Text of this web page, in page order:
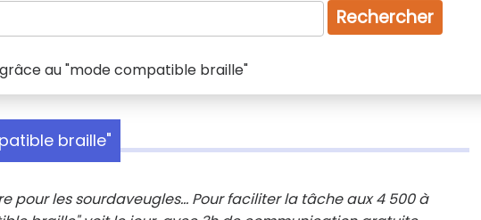
Rechercher
au "mode compatible braille"
braille"
pour les sourdaveugles... Pour faciliter la tâche aux 4 500 à